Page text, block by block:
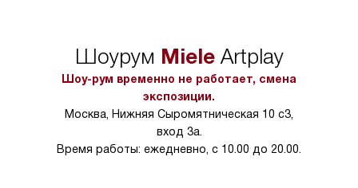
в условиях
тарифы на услуги
Шоурум MieleArtplay
Шоу-рум временно не работает, смена
экспозиции.
Москва, Нижняя Сыромятническая 10 с3,
вход 3а.
Время работы: ежедневно, с 10.00 до 20.00.